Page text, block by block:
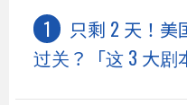
只剩 2 天！美
过关？「这 3 大剧